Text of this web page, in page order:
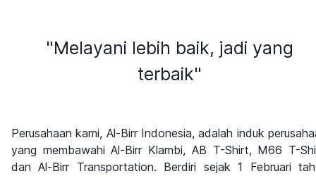
"Melayani lebih baik, jadi yang
terbaik"
Perusahaan kami, Al-Birr Indonesia, adalah induk
yang membawahi Al-Birr Klambi, AB T-Shirt, M66 T-
dan Al-Birr Transportation. Berdiri sejak 1 Februari